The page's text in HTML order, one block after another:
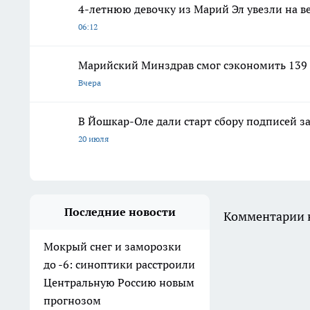
4-летнюю девочку из Марий Эл увезли на
06:12
Марийский Минздрав смог сэкономить 139
Вчера
В Йошкар-Оле дали старт сбору подписей
20 июля
Последние новости
Мокрый снег и заморозки
до -6: синоптики расстроили
Центральную Россию новым
прогнозом
Комментарии